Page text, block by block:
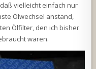
vielleicht einfach nur
Ölwechsel anstand,
Ölfilter, den ich bisher
waren.